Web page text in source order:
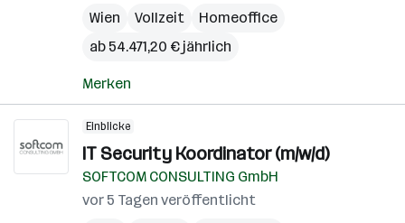
Wien
Vollzeit
Homeoffice
ab 54.471,20 € jährlich
Merken
Einblicke
IT Security Koordinator (m/w/d)
SOFTCOM CONSULTING GmbH
vor 5 Tagen veröffentlicht